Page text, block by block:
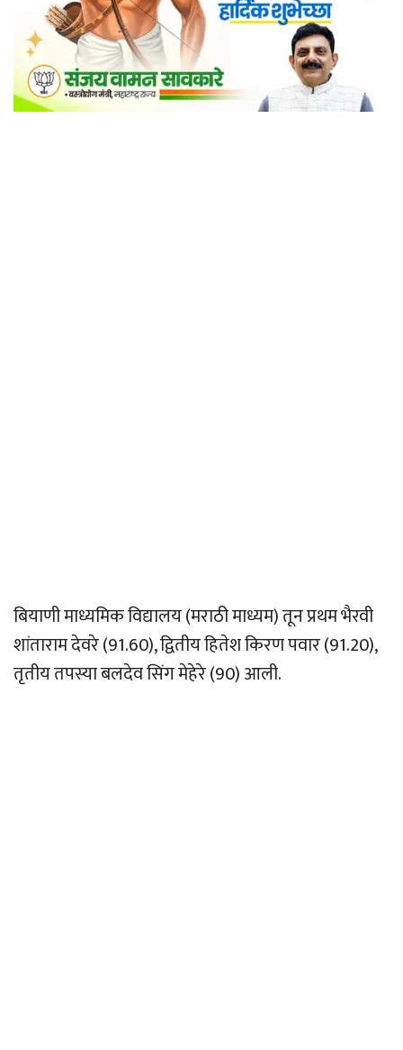
बियाणी माध्यमिक विद्यालय (मराठी माध्यम) तून प्रथम भैरवी
शांताराम देवरे (91.60), द्वितीय हितेश किरण पवार (91.20),
तृतीय तपस्या बलदेव सिंग मेहेरे (90) आली.